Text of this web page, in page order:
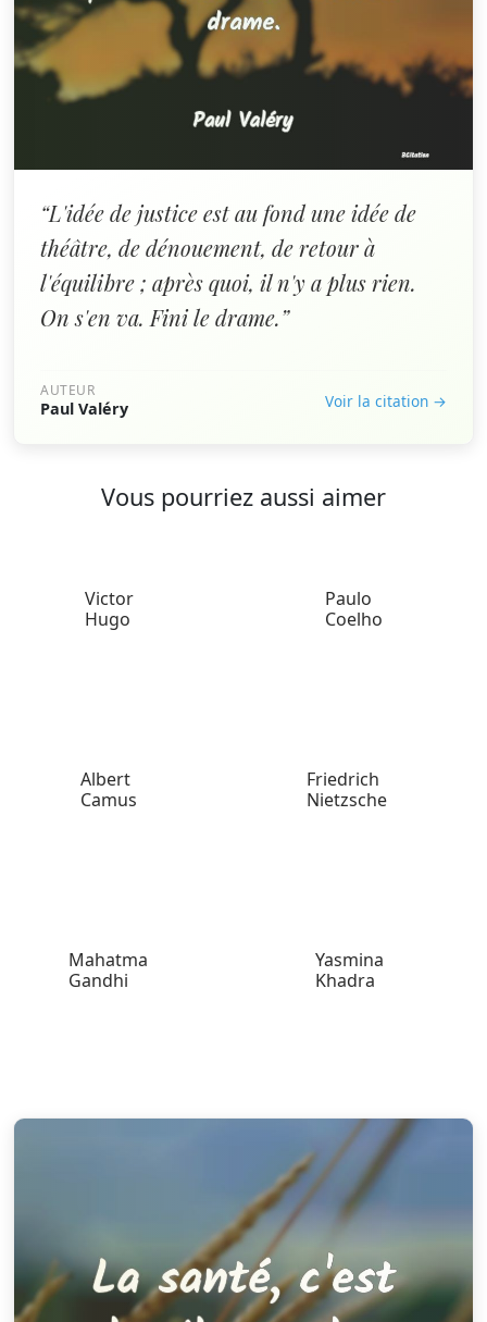
“L'idée de justice est au fond une idée de
théâtre, de dénouement, de retour à
l'équilibre ; après quoi, il n'y a plus rien.
On s'en va. Fini le drame.”
AUTEUR
Paul Valéry Voir la citation →
Vous pourriez aussi aimer
Victor
Hugo
Paulo
Coelho
Albert
Camus
Friedrich
Nietzsche
Mahatma
Gandhi
Yasmina
Khadra